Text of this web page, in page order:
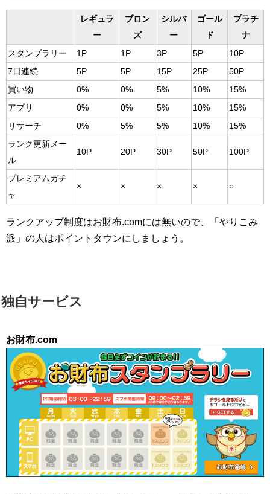
レギュラ
ー
ブロン
ズ
シルバ
ー
ゴール
ド
プラチ
ナ
スタンプラリー
1P 1P 3P 5P
10P
7日連続
5P 5P 15P 25P
50P
買い物
0% 0% 5% 10%
15%
アプリ
0% 0% 5% 10%
15%
リサーチ
0% 5% 5% 10%
15%
ランク更新メー
ル
10P 20P 30P 50P 100P
プレミアムガチ
ャ
× × × × ○
ランクアップ制度はお財布.comには無いので、「やりこみ
派」の人はポイントタウンにしましょう。
独自サービス
お財布.com